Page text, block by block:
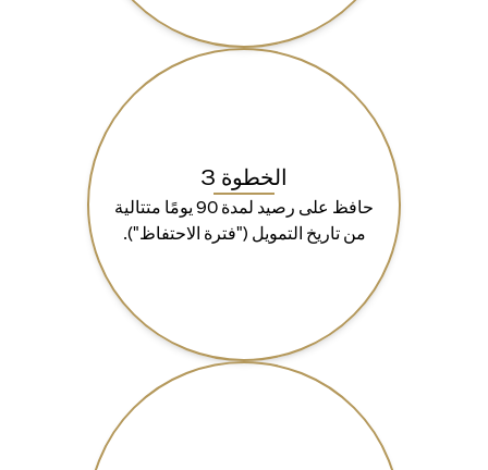
الخطوة 3
حافظ على رصيد لمدة 90 يومًا متتالية
من تاريخ التمويل ("فترة الاحتفاظ").